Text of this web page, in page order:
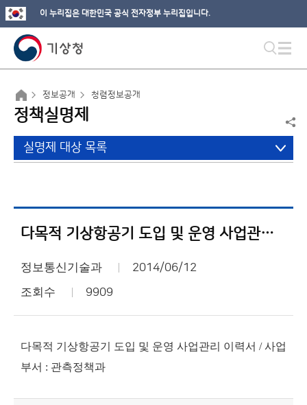
이 누리집은 대한민국 공식 전자정부 누리집입니다.
정보공개 청렴정보공개
정책실명제
실명제 대상 목록
다목적 기상항공기 도입 및 운영 사업관리 이력서 / 사업부서 : 관측정책과
정보통신기술과 2014/06/12
조회수 9909
다목적 기상항공기 도입 및 운영 사업관리 이력서 / 사업
부서 : 관측정책과